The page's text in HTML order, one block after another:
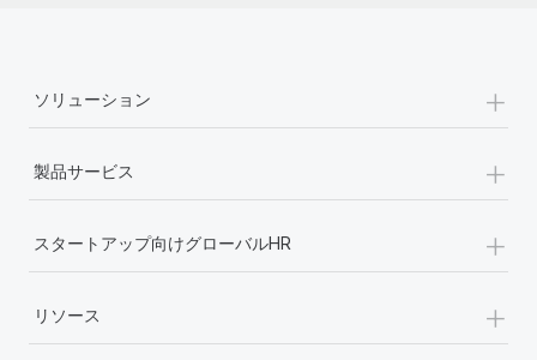
ソリューション +
製品サービス +
スタートアップ向けグローバルHR +
リソース +